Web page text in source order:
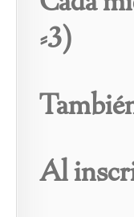
-3)
Al